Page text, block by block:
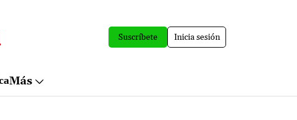
Suscríbete Inicia sesión
Más